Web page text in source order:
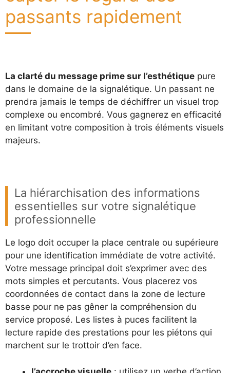
passants rapidement
La clarté du message prime sur l’esthétique pure
dans le domaine de la signalétique. Un passant ne
prendra jamais le temps de déchiffrer un visuel trop
complexe ou encombré. Vous gagnerez en efficacité
en limitant votre composition à trois éléments visuels
majeurs.
La hiérarchisation des informations
essentielles sur votre signalétique
professionnelle
Le logo doit occuper la place centrale ou supérieure
pour une identification immédiate de votre activité.
Votre message principal doit s’exprimer avec des
mots simples et percutants. Vous placerez vos
coordonnées de contact dans la zone de lecture
basse pour ne pas gêner la compréhension du
service proposé. Les listes à puces facilitent la
lecture rapide des prestations pour les piétons qui
marchent sur le trottoir d’en face.